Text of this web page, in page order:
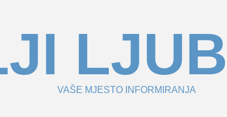
VAŠE MJESTO INFORMIRANJA